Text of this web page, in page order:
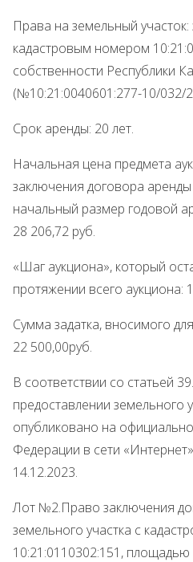
Права на земельный
кадастровым номером
собственности Республики
(№10:21:0040601:277-10/032/
Срок аренды: 20 лет.
Начальная цена предмета
заключения договора аренды
начальный размер годовой
28 206,72 руб.
«Шаг аукциона», который
протяжении всего аукциона:
Сумма задатка, вносимого
22 500,00руб.
В соответствии со статьей
предоставлении земельного
опубликовано на
Федерации в сети
14.12.2023.
Лот №2.Право заключения
земельного участка с
10:21:0110302:151, площадью